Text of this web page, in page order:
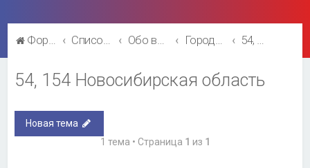
Форум Рено Список форумов Обо всём остальном Города и регионы. 54, 154 Новосибирская область
54, 154 Новосибирская область
Новая тема
1 тема • Страница 1 из 1